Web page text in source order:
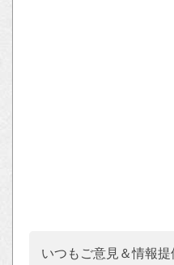
いつもご意見＆情報提